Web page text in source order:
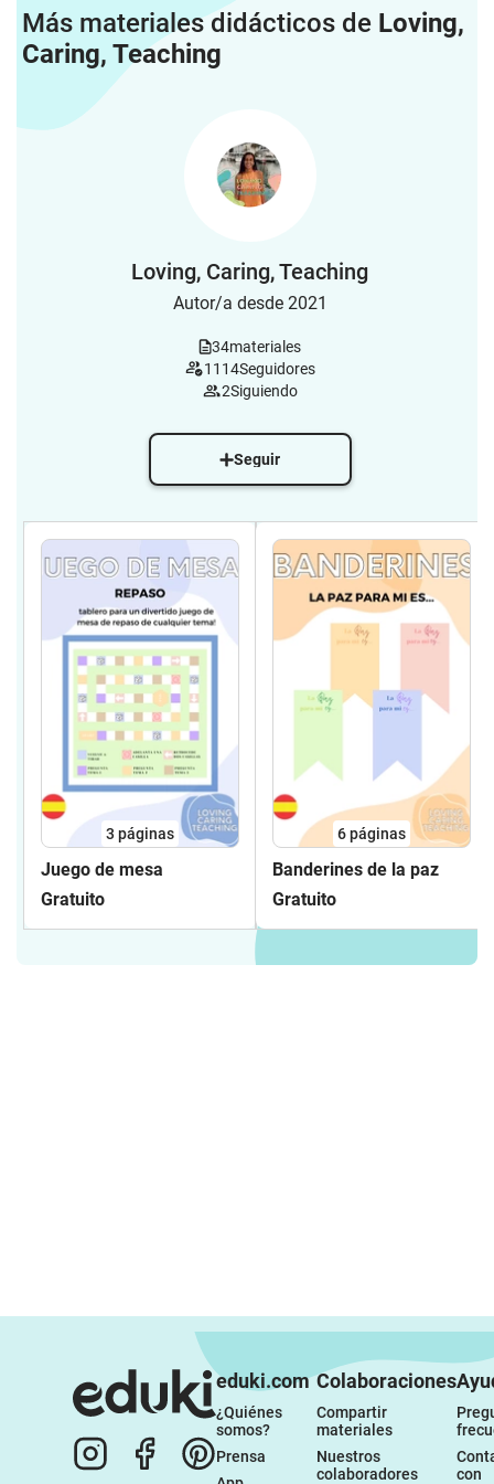
Más materiales didácticos de Loving,
Caring, Teaching
Loving, Caring, Teaching
Autor/a desde 2021
34materiales
1114Seguidores
2Siguiendo
Seguir
3 páginas
Juego de mesa
Gratuito
6páginas
Banderines de la paz
Gratuito
eduki.com
¿Quiénes
somos?
Prensa
Colaboraciones
Compartir
materiales
Nuestros
colaboradores
con